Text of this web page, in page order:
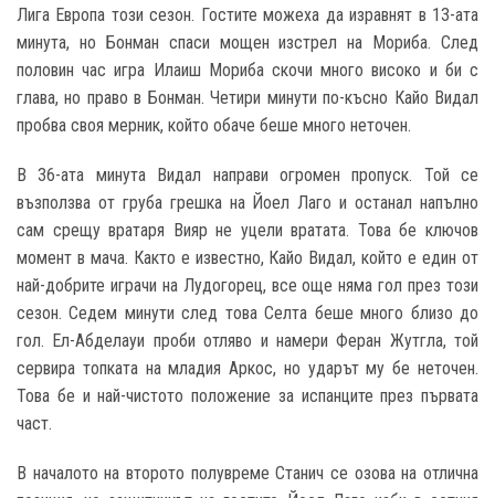
Лига Европа този сезон. Гостите можеха да изравнят в 13-ата
минута, но Бонман спаси мощен изстрел на Мориба. След
половин час игра Илаиш Мориба скочи много високо и би с
глава, но право в Бонман. Четири минути по-късно Кайо Видал
пробва своя мерник, който обаче беше много неточен.
В 36-ата минута Видал направи огромен пропуск. Той се
възползва от груба грешка на Йоел Лаго и останал напълно
сам срещу вратаря Вияр не уцели вратата. Това бе ключов
момент в мача. Както е известно, Кайо Видал, който е един от
най-добрите играчи на Лудогорец, все още няма гол през този
сезон. Седем минути след това Селта беше много близо до
гол. Ел-Абделауи проби отляво и намери Феран Жутгла, той
сервира топката на младия Аркос, но ударът му бе неточен.
Това бе и най-чистото положение за испанците през първата
част.
В началото на второто полувреме Станич се озова на отлична